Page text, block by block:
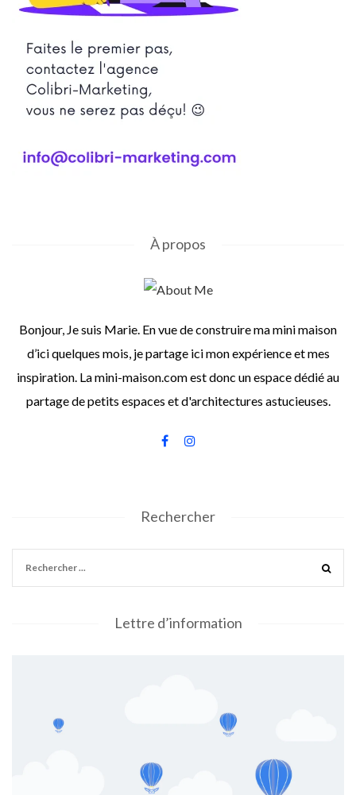
À propos
Bonjour, Je suis Marie. En vue de construire ma mini maison
d’ici quelques mois, je partage ici mon expérience et mes
inspiration. La mini-maison.com est donc un espace dédié au
partage de petits espaces et d'architectures astucieuses.
Rechercher
Lettre d’information